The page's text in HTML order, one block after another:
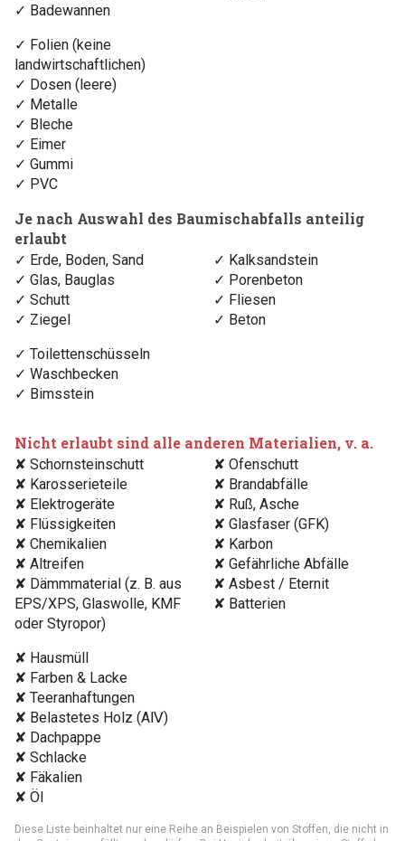
✓ Badewannen
✓ Folien (keine
landwirtschaftlichen)
✓ Dosen (leere)
✓ Metalle
✓ Bleche
✓ Eimer
✓ Gummi
✓ PVC
Je nach Auswahl des Baumischabfalls anteilig
erlaubt
✓ Erde, Boden, Sand
✓ Glas, Bauglas
✓ Schutt
✓ Ziegel
✓ Kalksandstein
✓ Porenbeton
✓ Fliesen
✓ Beton
✓ Toilettenschüsseln
✓ Waschbecken
✓ Bimsstein
Nicht erlaubt sind alle anderen Materialien, v. a.
✘ Schornsteinschutt
✘ Karosserieteile
✘ Elektrogeräte
✘ Flüssigkeiten
✘ Chemikalien
✘ Altreifen
✘ Dämmmaterial (z. B. aus
EPS/XPS, Glaswolle, KMF
oder Styropor)
✘ Ofenschutt
✘ Brandabfälle
✘ Ruß, Asche
✘ Glasfaser (GFK)
✘ Karbon
✘ Gefährliche Abfälle
✘ Asbest / Eternit
✘ Batterien
✘ Hausmüll
✘ Farben & Lacke
✘ Teeranhaftungen
✘ Belastetes Holz (AⅣ)
✘ Dachpappe
✘ Schlacke
✘ Fäkalien
✘ Öl
Diese Liste beinhaltet nur eine Reihe an Beispielen von Stoffen, die nicht in